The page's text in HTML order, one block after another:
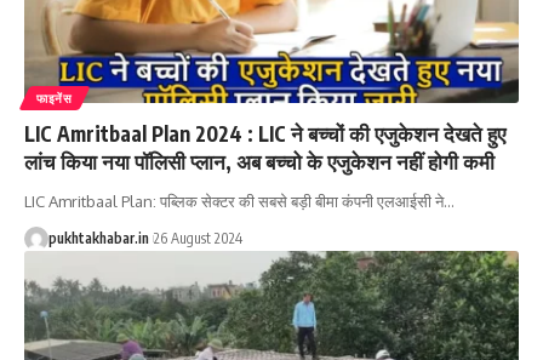
फाइनेंस
LIC Amritbaal Plan 2024 : LIC ने बच्चों की एजुकेशन देखते हुए
लांच किया नया पॉलिसी प्लान, अब बच्चो के एजुकेशन नहीं होगी कमी
LIC Amritbaal Plan: पब्लिक सेक्टर की सबसे बड़ी बीमा कंपनी एलआईसी ने…
pukhtakhabar.in 26 August 2024